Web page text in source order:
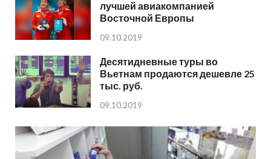
лучшей авиакомпанией
Восточной Европы
09.10.2019
Десятидневные туры во
Вьетнам продаются дешевле 25
тыс. руб.
09.10.2019